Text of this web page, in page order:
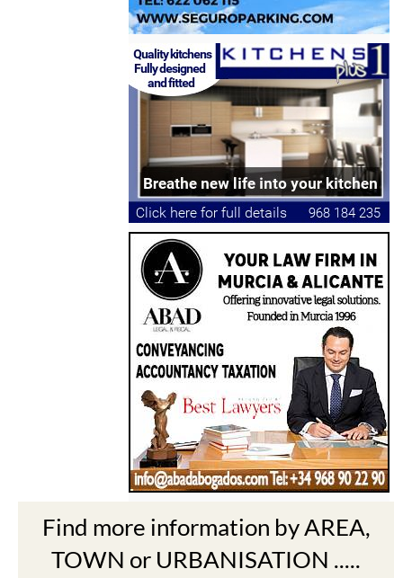
Find more information by AREA,
TOWN or URBANISATION .....
The Mar Menor South West Murcia